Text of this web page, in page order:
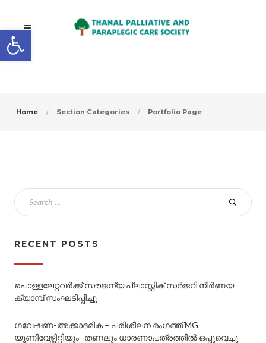
Open toolbar
Home Section Categories Portfolio Page
RECENT POSTS
പൊള്ളലേറ്റവർക്ക് സൗജന്യ പ്ലാസ്റ്റിക് സർജറി നിർണയ
ക്യാമ്പ്‌ സംഘടിപ്പിച്ചു
ഗവേഷണ-അക്കാദമിക – പരിശീലന രംഗത്ത് MG
യൂണിവേഴ്സിറ്റിയും -തണലും ധാരണാപത്രത്തിൽ ഒപ്പുവെച്ചു